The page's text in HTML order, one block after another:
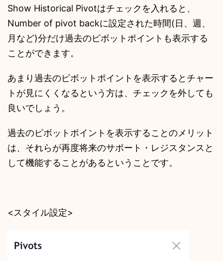
Show Historical Pivotはチェックを入れると、
Number of pivot backに設定された時間(日、週、
月など)分だけ過去のピボットポイントも表示する
ことができます。
あまり過去のピボットポイントを表示するとチャー
トが見にくくなるという方は、チェックを外しても
良いでしょう。
過去のピボットポイントを表示することのメリット
は、それらが再度将来のサポート・レジスタンスと
して機能することがあるということです。
<スタイル設定>